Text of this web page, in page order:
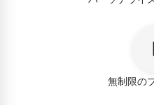
無制限の